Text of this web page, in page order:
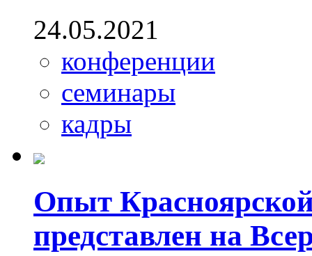
24.05.2021
конференции
семинары
кадры
Опыт
представлен на